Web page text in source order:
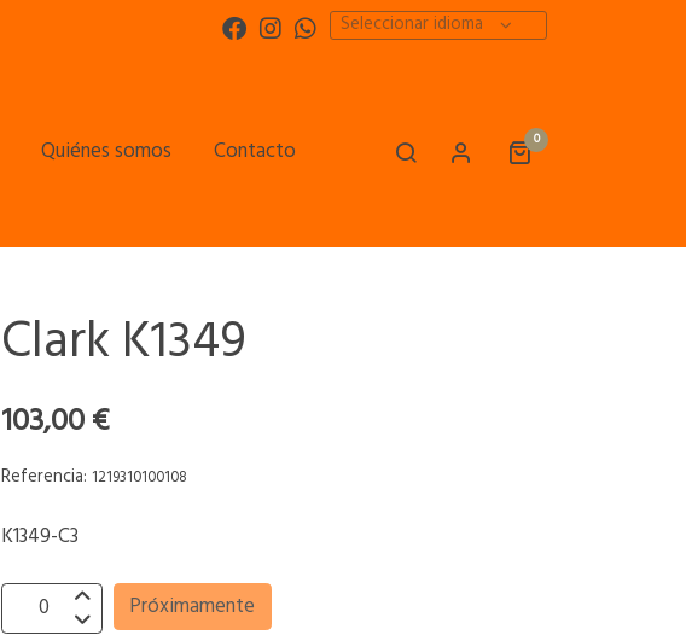
Seleccionar idioma
Quiénes somos Contacto 0
Clark K1349
103,00 €
Referencia: 1219310100108
K1349-C3
Próximamente